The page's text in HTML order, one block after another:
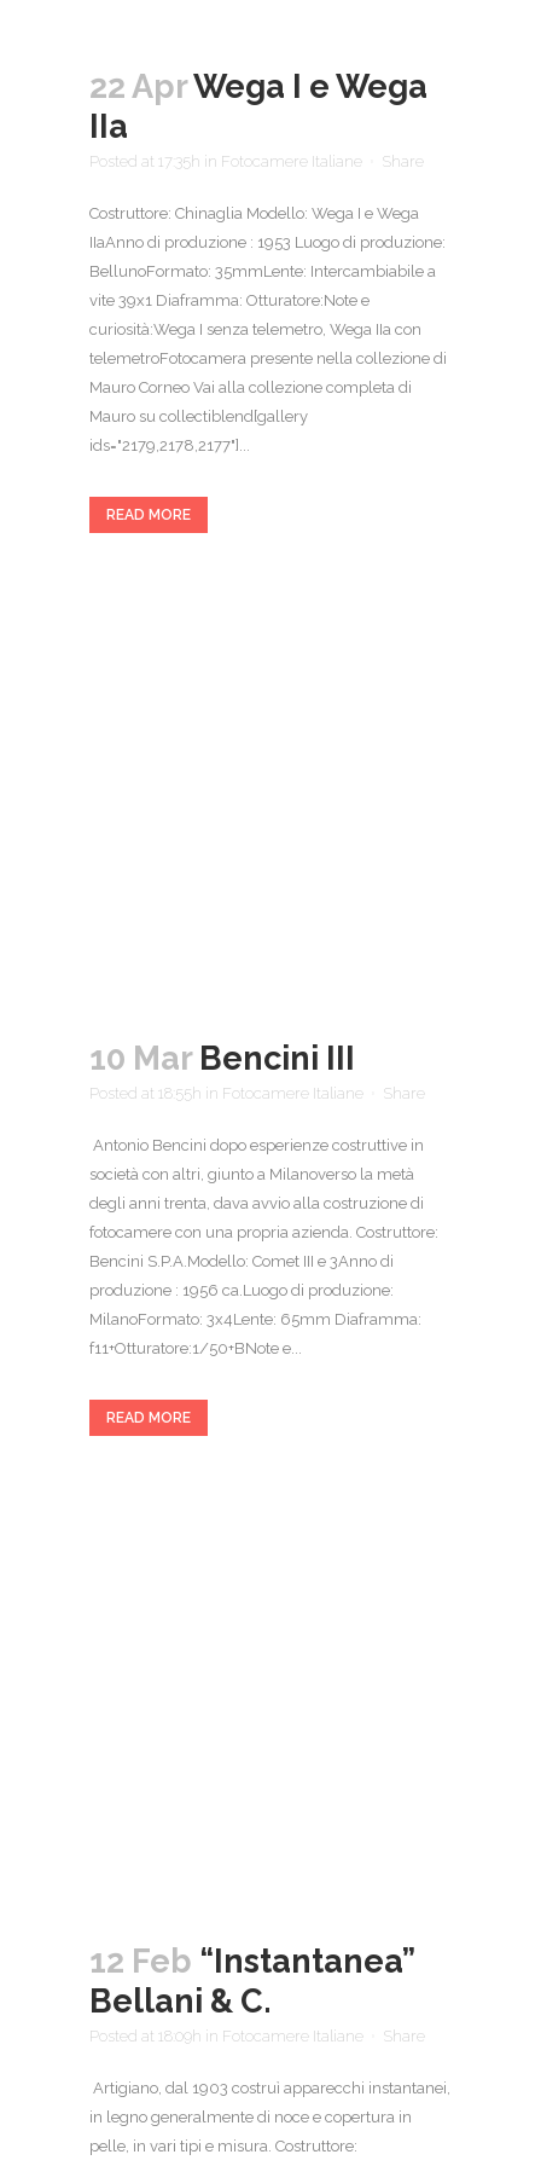
22 AprWega I e Wega
IIa
Posted at 17:35h in Fotocamere Italiane Share
Costruttore: Chinaglia Modello: Wega I e Wega
IIaAnno di produzione : 1953 Luogo di produzione:
BellunoFormato: 35mmLente: Intercambiabile a
vite 39x1 Diaframma: Otturatore:Note e
curiosità:Wega I senza telemetro, Wega IIa con
telemetroFotocamera presente nella collezione di
Mauro Corneo Vai alla collezione completa di
Mauro su collectiblend[gallery
ids="2179,2178,2177"]...
READ MORE
10 Mar Bencini III
Posted at 18:55h in Fotocamere Italiane Share
Antonio Bencini dopo esperienze costruttive in
società con altri, giunto a Milanoverso la metà
degli anni trenta, dava avvio alla costruzione di
fotocamere con una propria azienda. Costruttore:
Bencini S.P.A.Modello: Comet III e 3Anno di
produzione : 1956 ca.Luogo di produzione:
MilanoFormato: 3x4Lente: 65mm Diaframma:
f11+Otturatore:1/50+BNote e...
READ MORE
12 Feb “Instantanea”
Bellani & C.
Posted at 18:09h in Fotocamere Italiane Share
Artigiano, dal 1903 costruì apparecchi instantanei,
in legno generalmente di noce e copertura in
pelle, in vari tipi e misura. Costruttore: